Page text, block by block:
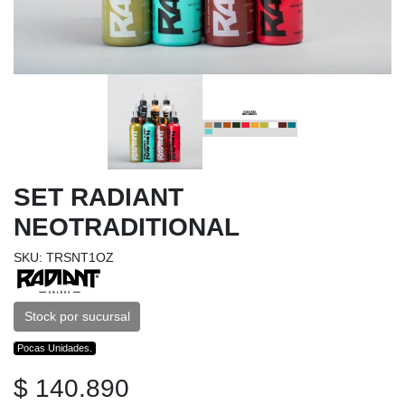
SET RADIANT
NEOTRADITIONAL
SKU: TRSNT1OZ
Stock por sucursal
Pocas Unidades.
$ 140.890